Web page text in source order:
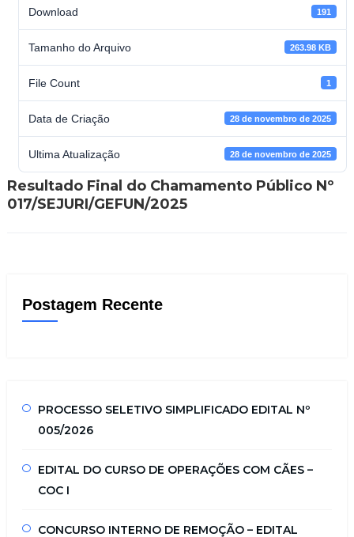
Download 191
Tamanho do Arquivo 263.98 KB
File Count 1
Data de Criação 28 de novembro de 2025
Ultima Atualização 28 de novembro de 2025
Resultado Final do Chamamento Público Nº
017/SEJURI/GEFUN/2025
Postagem Recente
PROCESSO SELETIVO SIMPLIFICADO EDITAL Nº
005/2026
EDITAL DO CURSO DE OPERAÇÕES COM CÃES –
COC I
CONCURSO INTERNO DE REMOÇÃO – EDITAL